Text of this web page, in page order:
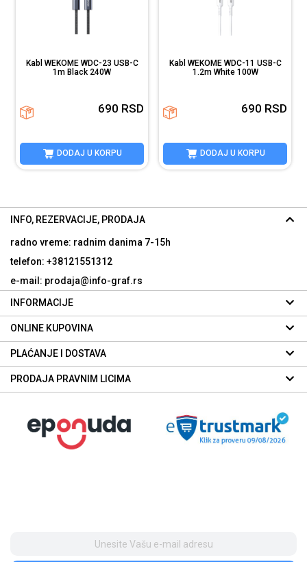
Kabl WEKOME WDC-23 USB-C
1m Black 240W
690 RSD
DODAJ U KORPU
Kabl WEKOME WDC-11 USB-C
1.2m White 100W
690 RSD
DODAJ U KORPU
INFO, REZERVACIJE, PRODAJA
radno vreme: radnim danima 7-15h
telefon: +38121551312
e-mail: prodaja@info-graf.rs
INFORMACIJE
ONLINE KUPOVINA
PLAĆANJE I DOSTAVA
PRODAJA PRAVNIM LICIMA